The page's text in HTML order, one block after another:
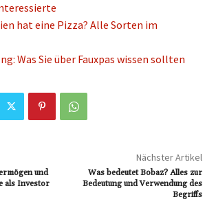
hat eine Pizza? Alle Sorten im
Was Sie über Fauxpas wissen sollten
und
als Investor
Nächster Artikel
Was bedeutet Bobaz? Alles zur
Bedeutung und Verwendung des
Begriffs